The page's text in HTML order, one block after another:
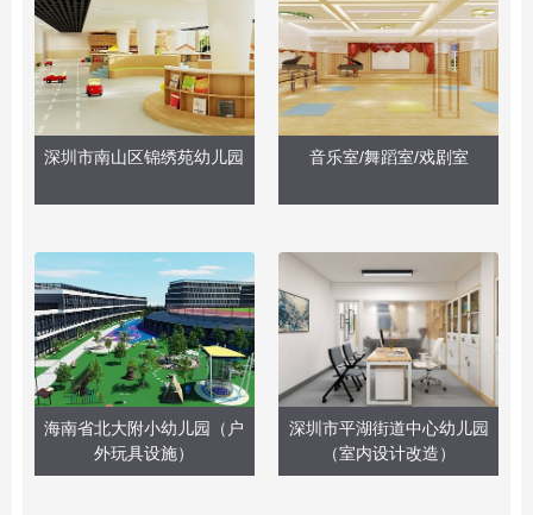
深圳市南山区锦绣苑幼儿园 音乐室/舞蹈室/戏剧室
海南省北大附小幼儿园（户
外玩具设施）
深圳市平湖街道中心幼儿园
（室内设计改造）